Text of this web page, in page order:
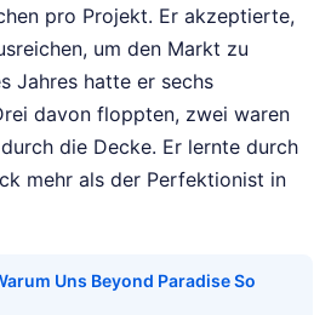
pro Projekt. Er akzeptierte,
um den Markt zu
Jahres hatte er sechs
davon floppten, zwei waren
die Decke. Er lernte durch
mehr als der Perfektionist in
Uns Beyond Paradise So